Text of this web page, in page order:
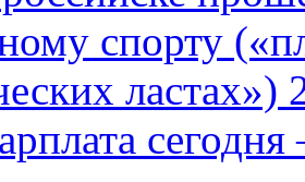
спорту
ластах»)